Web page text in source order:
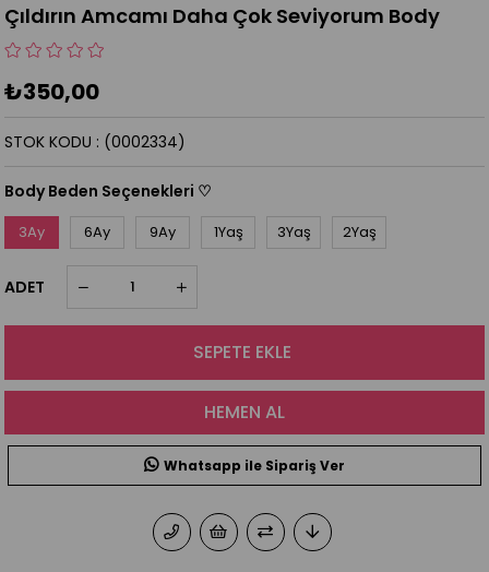
Çıldırın Amcamı Daha Çok Seviyorum Body
₺350,00
(0002334)
STOK KODU
Body Beden Seçenekleri ♡
3Ay 6Ay 9Ay 1Yaş 3Yaş 2Yaş
ADET
Whatsapp ile Sipariş Ver